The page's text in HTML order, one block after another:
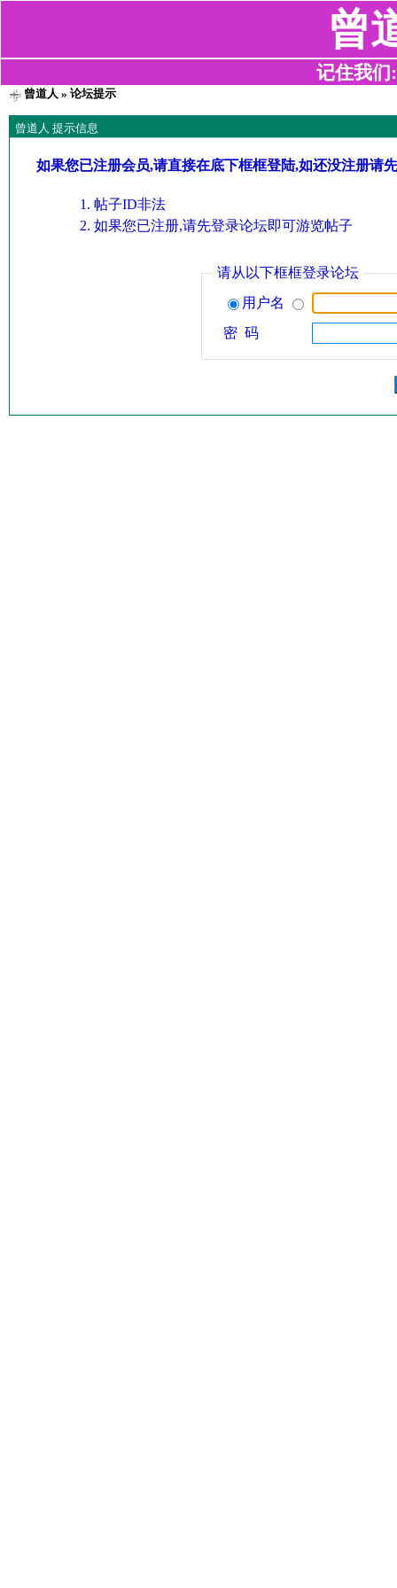
曾
记住我们
曾道人 » 论坛提示
曾道人 提示信息
如果您已注册会员,请直接在底下框框登陆,如还没注册请
帖子ID非法
如果您已注册,请先登录论坛即可游览帖子
请从以下框框登录论坛
用户名
密 码